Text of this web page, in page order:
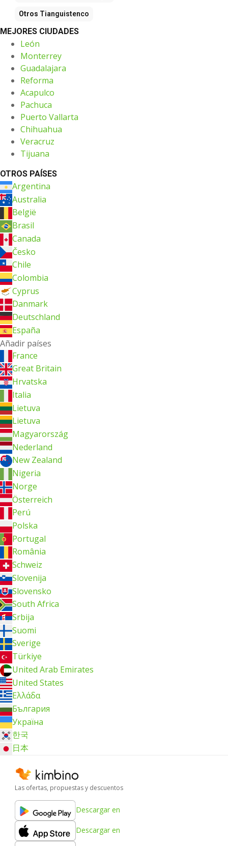
Otros Tianguistenco
MEJORES CIUDADES
León
Monterrey
Guadalajara
Reforma
Acapulco
Pachuca
Puerto Vallarta
Chihuahua
Veracruz
Tijuana
OTROS PAÍSES
Argentina
Australia
België
Brasil
Canada
Česko
Chile
Colombia
Cyprus
Danmark
Deutschland
España
Añadir países
France
Great Britain
Hrvatska
Italia
Lietuva
Lietuva
Magyarország
Nederland
New Zealand
Nigeria
Norge
Österreich
Perú
Polska
Portugal
România
Schweiz
Slovenija
Slovensko
South Africa
Srbija
Suomi
Sverige
Türkiye
United Arab Emirates
United States
Ελλάδα
България
Україна
한국
日本
Las ofertas, propuestas y descuentos
Descargar en
Descargar en